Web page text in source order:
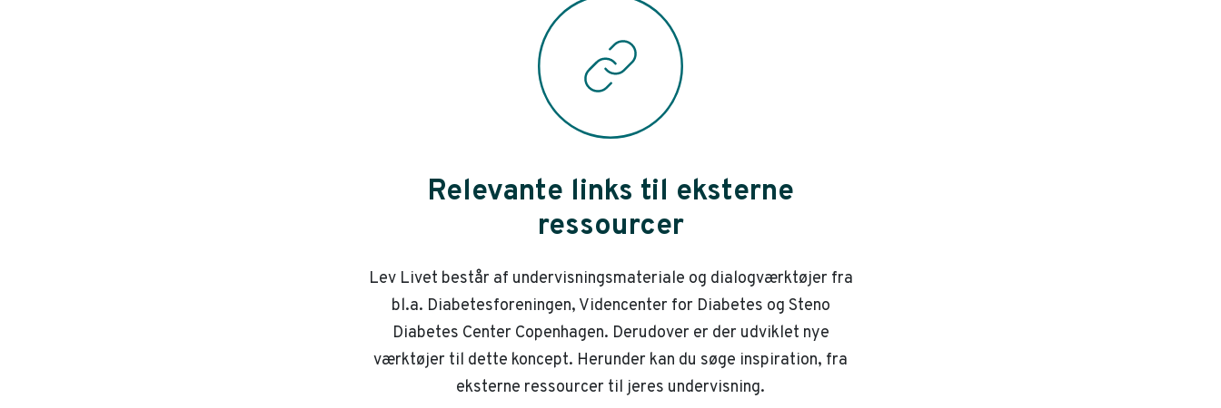
Relevante links til eksterne
ressourcer
Lev Livet består af undervisningsmateriale og dialogværktøjer fra
bl.a. Diabetesforeningen, Videncenter for Diabetes og Steno
Diabetes Center Copenhagen. Derudover er der udviklet nye
værktøjer til dette koncept. Herunder kan du søge inspiration, fra
eksterne ressourcer til jeres undervisning.